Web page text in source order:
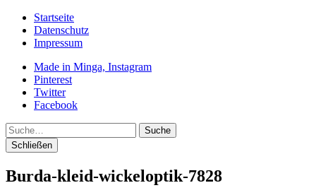
Startseite
Datenschutz
Impressum
Made in Minga, Instagram
Pinterest
Twitter
Facebook
Suche
Schließen
Burda-kleid-wickeloptik-7828